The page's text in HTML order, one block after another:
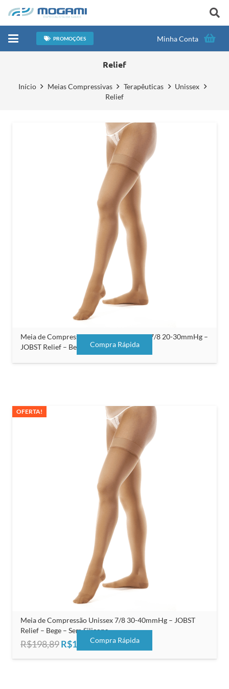
PROMOÇÕES Minha Conta
Relief
Início Meias Compressivas Terapêuticas
Unissex
Relief
Meia de Compressão Unissex Meia Coxa 7/8 20-30mmHg –
JOBST Relief – Bege – Sem Silicone
Compra Rápida
OFERTA!
Meia de Compressão Unissex 7/8 30-40mmHg – JOBST
Relief – Bege – Sem Silicone
R$198,89O
R$125,00O
Compra Rápida